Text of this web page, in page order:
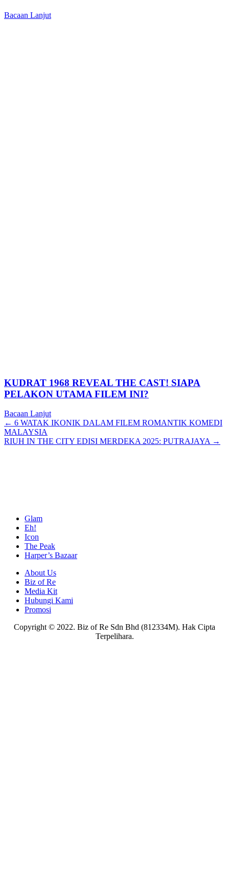
Bacaan Lanjut
KUDRAT 1968 REVEAL THE CAST! SIAPA
PELAKON UTAMA FILEM INI?
Bacaan Lanjut
Posts
navigation
← 6 WATAK IKONIK DALAM FILEM ROMANTIK KOMEDI
MALAYSIA
RIUH IN THE CITY EDISI MERDEKA 2025: PUTRAJAYA →
Glam
Eh!
Icon
The Peak
Harper’s Bazaar
About Us
Biz of Re
Media Kit
Hubungi Kami
Promosi
Copyright © 2022. Biz of Re Sdn Bhd (812334M). Hak Cipta
Terpelihara.